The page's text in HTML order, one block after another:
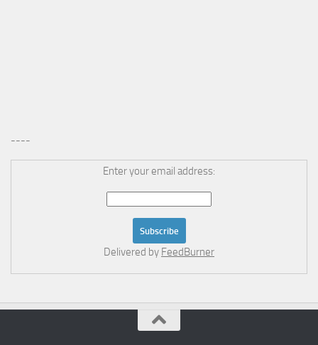
----
Enter your email address:
Delivered by FeedBurner